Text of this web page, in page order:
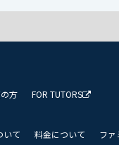
方 FOR TUTORS
いて 料金について
ファ